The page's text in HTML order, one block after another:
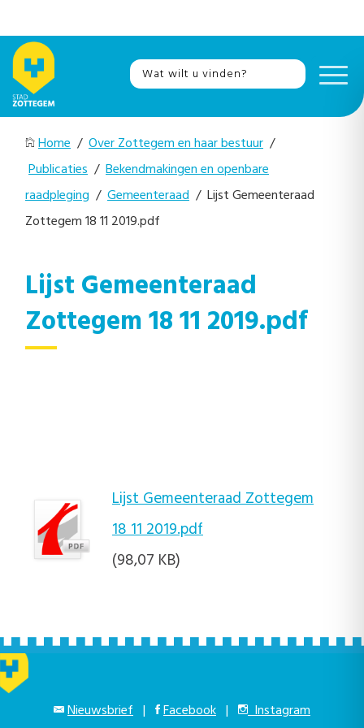
Home / Over Zottegem en haar bestuur /
Publicaties / Bekendmakingen en openbare
raadpleging / Gemeenteraad / Lijst Gemeenteraad
Zottegem 18 11 2019.pdf
Lijst Gemeenteraad
Zottegem 18 11 2019.pdf
Lijst Gemeenteraad Zottegem
18 11 2019.pdf
(98,07 KB)
Nieuwsbrief | Facebook | Instagram